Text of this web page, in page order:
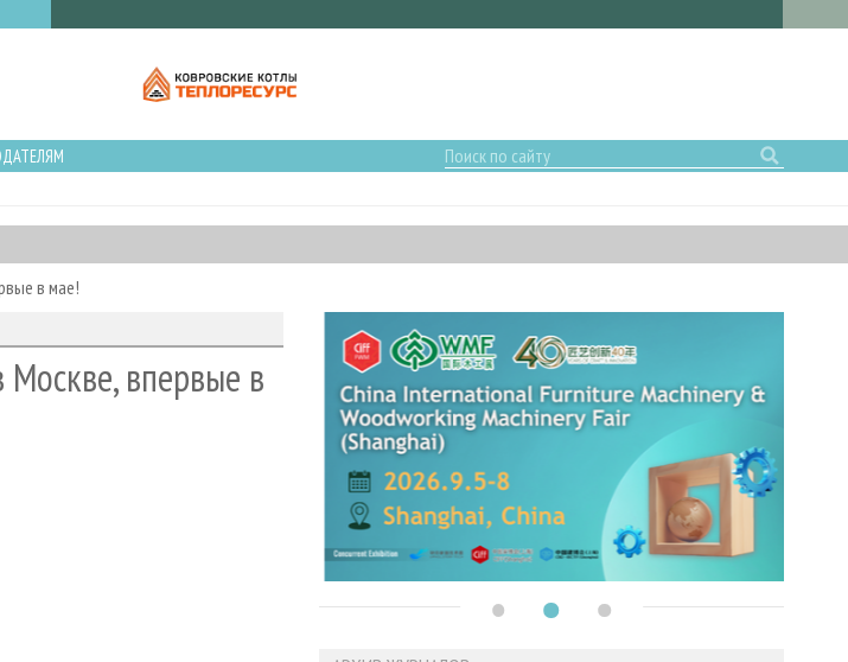
в мае!
впервые в